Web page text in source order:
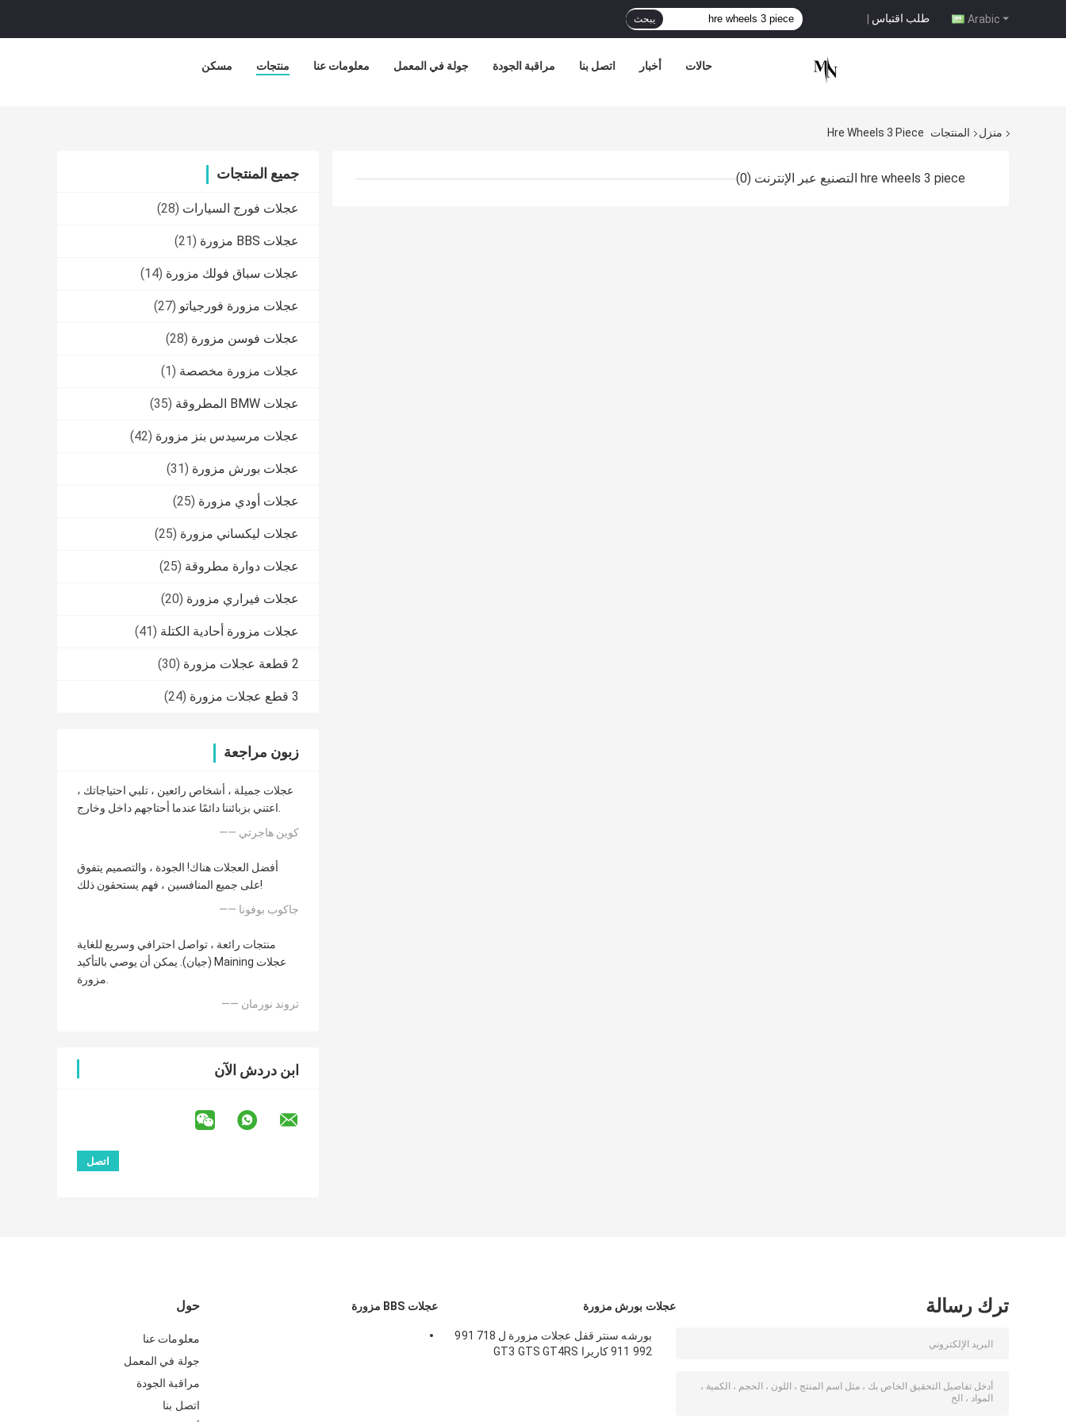
Arabic طلب اقتباس | يبحث
مسكن منتجات معلومات عنا جولة في المعمل مراقبة الجودة اتصل بنا أخبار حالات
منزل المنتجات Hre Wheels 3 Piece
جميع المنتجات
عجلات فورج السيارات (28)
عجلات BBS مزورة (21)
عجلات سباق فولك مزورة (14)
عجلات مزورة فورجياتو (27)
عجلات فوسن مزورة (28)
عجلات مزورة مخصصة (1)
عجلات BMW المطروقة (35)
عجلات مرسيدس بنز مزورة (42)
عجلات بورش مزورة (31)
عجلات أودي مزورة (25)
عجلات ليكساني مزورة (25)
عجلات دوارة مطروقة (25)
عجلات فيراري مزورة (20)
عجلات مزورة أحادية الكتلة (41)
2 قطعة عجلات مزورة (30)
3 قطع عجلات مزورة (24)
زبون مراجعة
عجلات جميلة ، أشخاص رائعين ، تلبي احتياجاتك ،
اعتني بزبائننا دائمًا عندما أحتاجهم داخل وخارج.
—— كوين هاجرتي
أفضل العجلات هناك! الجودة ، والتصميم يتفوق
على جميع المنافسين ، فهم يستحقون ذلك!
—— جاكوب بوفونا
منتجات رائعة ، تواصل احترافي وسريع للغاية
(جيان). يمكن أن يوصي بالتأكيد Maining عجلات
مزورة.
—— تروند نورمان
ابن دردش الآن
hre wheels 3 piece التصنيع عبر الإنترنت (0)
حول
معلومات عنا
جولة في المعمل
مراقبة الجودة
اتصل بنا
عجلات BBS مزورة عجلات بورش مزورة
بورشه سنتر قفل عجلات مزورة ل 718 991
992 911 كاريرا GT3 GTS GT4RS
ترك رسالة